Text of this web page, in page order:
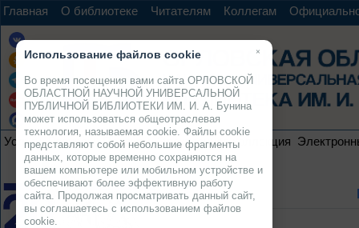
Главная О библиотеке Читателям Коллегам
Услуги Ресурсы Проекты Электронная коллекция
×
Использование файлов cookie
Во время посещения вами сайта ОРЛОВСКОЙ
ОБЛАСТНОЙ НАУЧНОЙ УНИВЕРСАЛЬНОЙ
ПУБЛИЧНОЙ БИБЛИОТЕКИ ИМ. И. А. Бунина
может использоваться общеотраслевая
технология, называемая cookie. Файлы cookie
представляют собой небольшие фрагменты
данных, которые временно сохраняются на
вашем компьютере или мобильном устройстве и
обеспечивают более эффективную работу
сайта. Продолжая просматривать данный сайт,
вы соглашаетесь с использованием файлов
cookie.